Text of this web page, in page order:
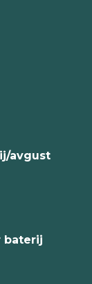
avgust
baterij